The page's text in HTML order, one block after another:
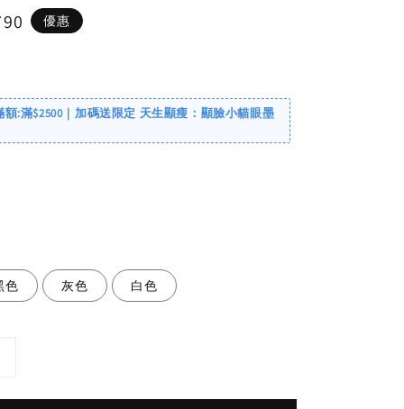
優惠
額:滿$2500｜加碼送限定 天生顯瘦：顯臉小貓眼墨
色 灰色 白色